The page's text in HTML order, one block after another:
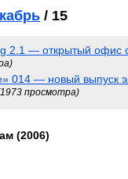
/ 15
2.1 — открытый офис
014 — новый выпуск
просмотра)
(2006)